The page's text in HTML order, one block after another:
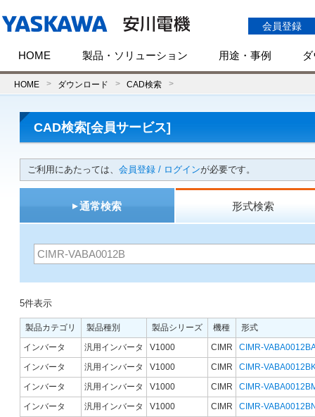
会員登録
HOME 製品・ソリューション 用途・事例
HOME ダウンロード CAD検索
CAD検索[会員サービス]
ご利用にあたっては、 会員登録 / ログインが必要です。
通常検索 形式検索
5件表示
製品カテゴリ 製品種別 製品シリーズ 機種
形式
インバータ
汎用インバータ V1000 CIMR
CIMR-
インバータ
汎用インバータ V1000 CIMR
CIMR-
インバータ
汎用インバータ V1000 CIMR
CIMR-
インバータ
汎用インバータ V1000 CIMR
CIMR-